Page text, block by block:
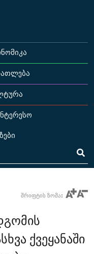
შრიფტის ზომა:
ქვეყანაში